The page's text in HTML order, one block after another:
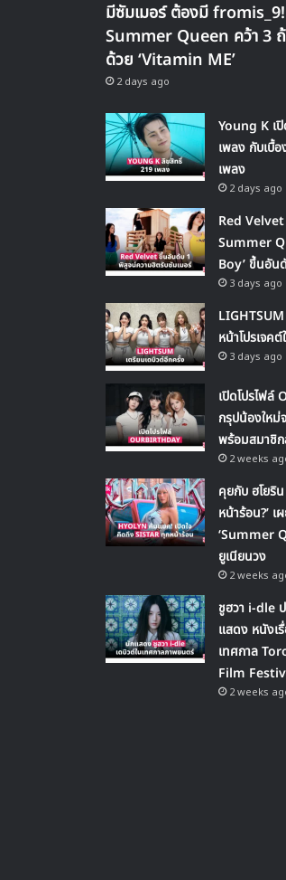
มีซัมเมอร์ ต้องมี
Summer Queen คว้า 3 ถ้
ด้วย ‘Vitamin ME’
2 days ago
Young K เ
เพลง กับเบื้
เพลง
2 days ago
Red
Summer
Boy’ ขึ้นอัน
3 days ago
หน้าโปรเจค
3 days ago
เปิดโปรไฟล์
กรุปน้องใหม่
พร้อมสมาชิก
2 weeks
คุยกับ ฮโยริ
หน้าร้อน?’
‘Summer
ยูเนียนวง
2 weeks
ชูฮวา i-dle
แสดง หนังเ
เทศกาล
Film
2 weeks